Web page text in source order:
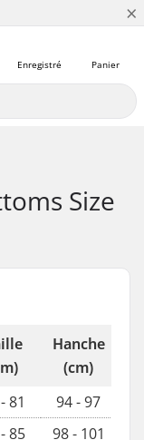
×
Panier
Enregistré
Size
Hanche
(cm)
81
94 - 97
85
98 - 101